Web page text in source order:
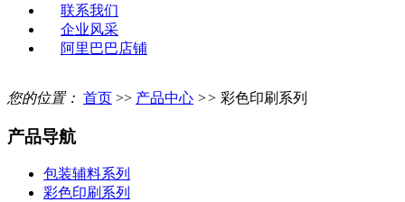
联系我们
企业风采
阿里巴巴店铺
您的位置： 首页 >> 产品中心 >> 彩色印刷系列
产品导航
包装辅料系列
彩色印刷系列